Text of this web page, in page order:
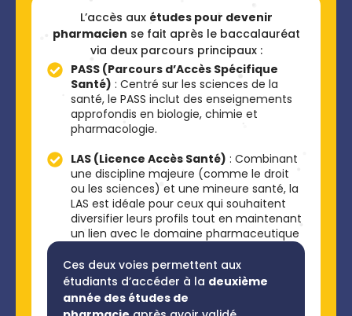
L’accès aux études pour devenir
pharmacien se fait après le baccalauréat
via deux parcours principaux :
PASS (Parcours d’Accès Spécifique
Santé) : Centré sur les sciences de la
santé, le PASS inclut des enseignements
approfondis en biologie, chimie et
pharmacologie.
LAS (Licence Accès Santé) : Combinant
une discipline majeure (comme le droit
ou les sciences) et une mineure santé, la
LAS est idéale pour ceux qui souhaitent
diversifier leurs profils tout en maintenant
un lien avec le domaine pharmaceutique
Ces deux voies permettent aux
étudiants d’accéder à la deuxième
année des études de